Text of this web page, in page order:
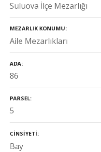
Suluova İlçe Mezarlığı
MEZARLIK KONUMU
Aile Mezarlıkları
ADA
86
PARSEL
5
CINSIYETI
Bay